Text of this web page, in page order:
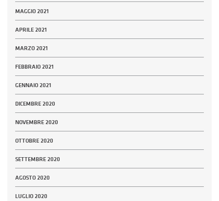
MAGGIO 2021
APRILE 2021
MARZO 2021
FEBBRAIO 2021
GENNAIO 2021
DICEMBRE 2020
NOVEMBRE 2020
OTTOBRE 2020
SETTEMBRE 2020
AGOSTO 2020
LUGLIO 2020